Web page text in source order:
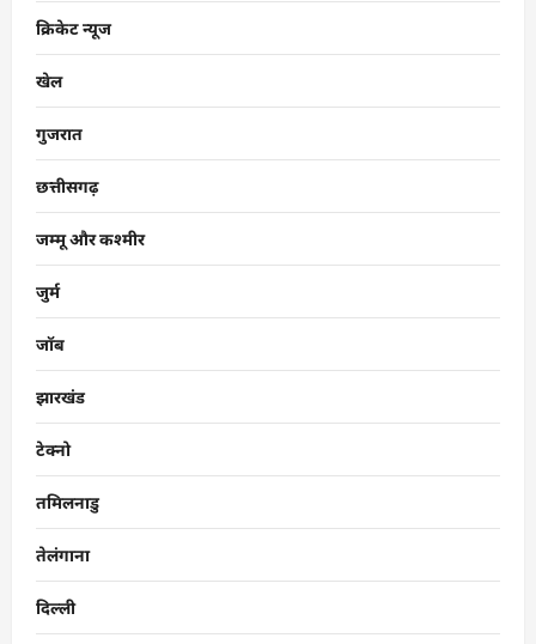
क्रिकेट न्यूज
खेल
गुजरात
छत्तीसगढ़
जम्मू और कश्मीर
जुर्म
जॉब
झारखंड
टेक्नो
तमिलनाडु
तेलंगाना
दिल्ली